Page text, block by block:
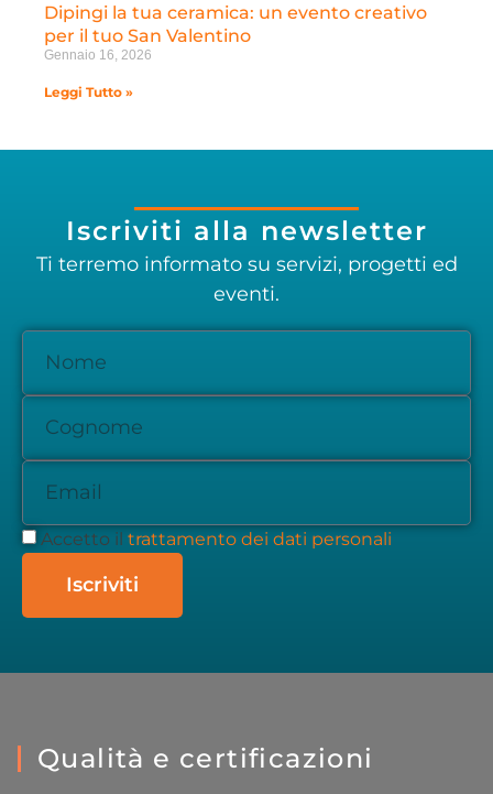
Dipingi la tua ceramica: un evento creativo
per il tuo San Valentino
Gennaio 16, 2026
Leggi Tutto »
Iscriviti alla newsletter
Ti terremo informato su servizi, progetti ed
eventi.
Accetto il trattamento dei dati personali
Iscriviti
Qualità e certificazioni